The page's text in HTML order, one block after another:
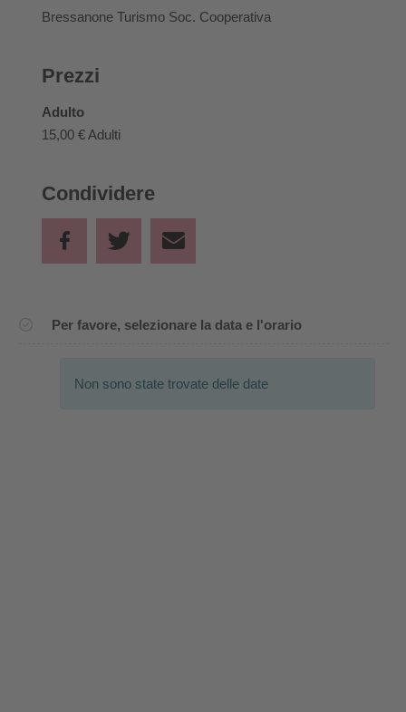
Bressanone Turismo Soc. Cooperativa
Prezzi
Adulto
15,00 €Adulti
Condividere